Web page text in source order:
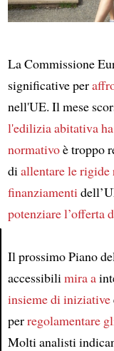
La Commissione
significative per
nell'UE. Il mese
l'edilizia abitativa
normativoè troppo
di allentarele rigide
finanziamenti
potenziare l’offerta
Il prossimo Piano
accessibili mira a
insieme di iniziative
perregolamentare
Molti analisti